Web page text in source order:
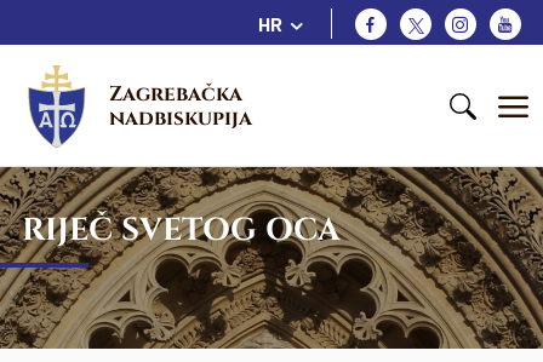
HR
Zagrebačka
nadbiskupija
RIJEČ SVETOG OCA